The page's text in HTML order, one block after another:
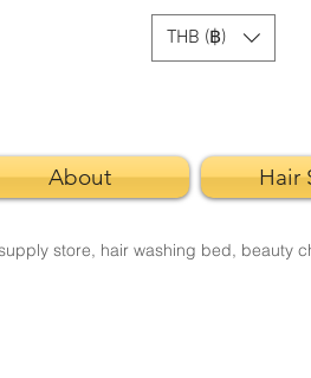
THB (฿)
About Hair
store, hair washing bed,